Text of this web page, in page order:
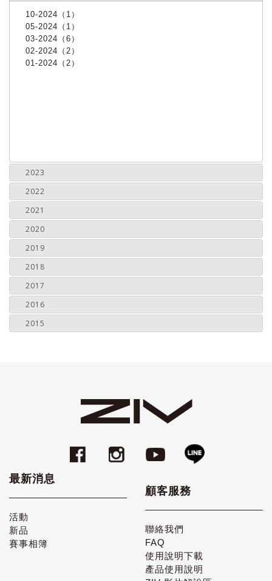
10-2024（1）
05-2024（1）
03-2024（6）
02-2024（2）
01-2024（2）
2023
2022
2021
2020
2019
2018
2017
2016
2015
最新消息
活動
新品
賽事相簿
顧客服務
聯絡我們
FAQ
使用說明下載
產品使用說明